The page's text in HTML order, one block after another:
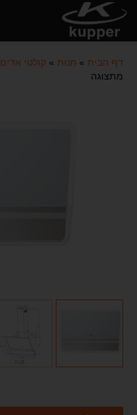
דף הבית » חנות » קולטי אדים
מתצוגה